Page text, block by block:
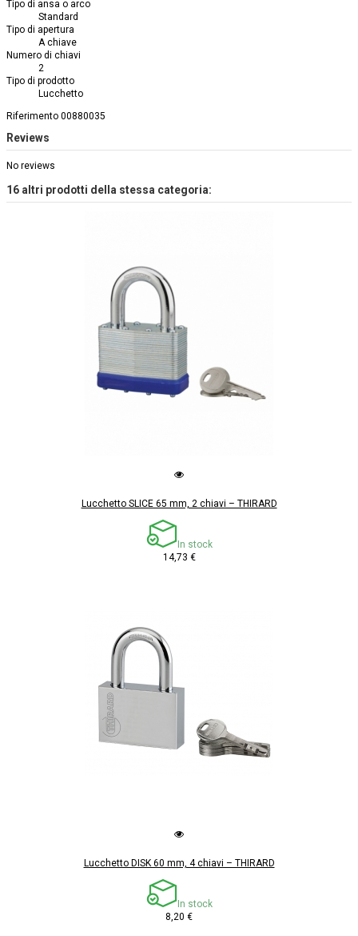
Tipo di ansa o arco
Standard
Tipo di apertura
A chiave
Numero di chiavi
2
Tipo di prodotto
Lucchetto
Riferimento 00880035
Reviews
No reviews
16 altri prodotti della stessa categoria:
Lucchetto SLICE 65 mm, 2 chiavi – THIRARD
In stock
14,73 €
Lucchetto DISK 60 mm, 4 chiavi – THIRARD
In stock
8,20 €